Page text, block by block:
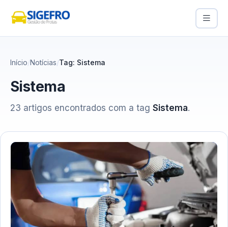
Início Notícias Tag: Sistema
Sistema
23 artigos encontrados com a tag Sistema.